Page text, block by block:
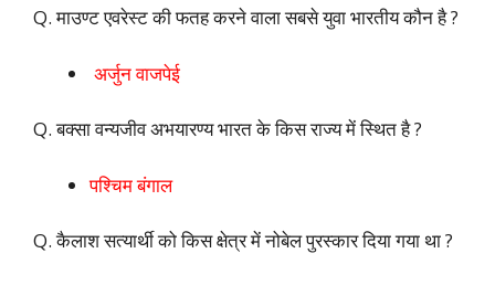
Q. माउण्ट एवरेस्ट की फतह करने वाला सबसे युवा भारतीय कौन है ?
अर्जुन वाजपेई
Q. बक्सा वन्यजीव अभयारण्य भारत के किस राज्य में स्थित है ?
पश्चिम बंगाल
Q. कैलाश सत्यार्थी को किस क्षेत्र में नोबेल पुरस्कार दिया गया था ?